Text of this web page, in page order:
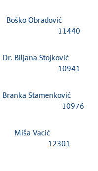
Obradović
Stojković
Stamenković
Vacić